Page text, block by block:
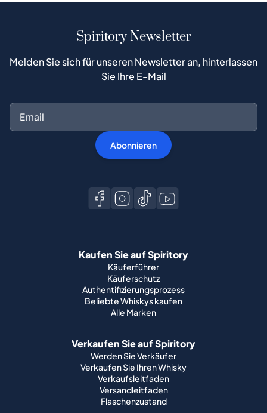
Spiritory Newsletter
Melden Sie sich für unseren Newsletter an, hinterlassen
Sie Ihre E-Mail
Abonnieren
Kaufen Sie auf Spiritory
Käuferführer
Käuferschutz
Authentifizierungsprozess
Beliebte Whiskys kaufen
Alle Marken
Verkaufen Sie auf Spiritory
Werden Sie Verkäufer
Verkaufen Sie Ihren Whisky
Verkaufsleitfaden
Versandleitfaden
Flaschenzustand